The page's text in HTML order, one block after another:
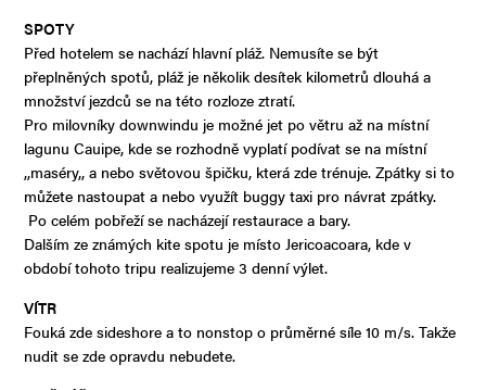
SPOTY
Před hotelem se nachází hlavní pláž. Nemusíte se být
přeplněných spotů, pláž je několik desítek kilometrů dlouhá a
množství jezdců se na této rozloze ztratí.
Pro milovníky downwindu je možné jet po větru až na místní
lagunu Cauipe, kde se rozhodně vyplatí podívat se na místní
,,maséry,, a nebo světovou špičku, která zde trénuje. Zpátky si to
můžete nastoupat a nebo využít buggy taxi pro návrat zpátky.
Po celém pobřeží se nacházejí restaurace a bary.
Dalším ze známých kite spotu je místo Jericoacoara, kde v
období tohoto tripu realizujeme 3 denní výlet.
VÍTR
Fouká zde sideshore a to nonstop o průměrné síle 10 m/s. Takže
nudit se zde opravdu nebudete.